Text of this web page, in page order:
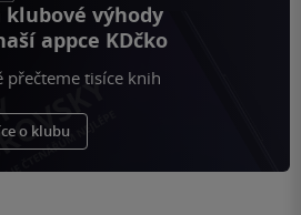
klubové výhody
appce KDčko
přečteme tisíce knih
o klubu